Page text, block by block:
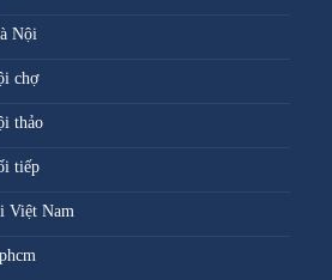
Nội
chợ
thảo
tiếp
Việt Nam